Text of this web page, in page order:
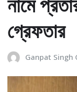
গ্রেফতার
Ganpat Singh